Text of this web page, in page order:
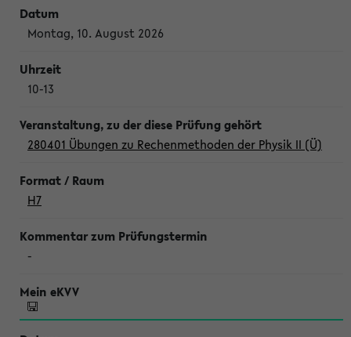
Montag, 10. August 2026
10-13
280401 Übungen zu Rechenmethoden der Physik II (Ü)
H7
-